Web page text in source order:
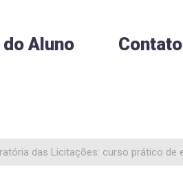
Aluno Contato